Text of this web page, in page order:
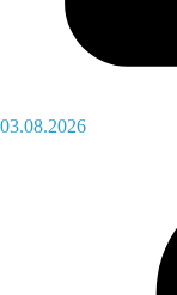
03.08.2026